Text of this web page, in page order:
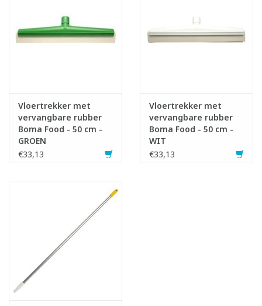
Vloertrekker met
vervangbare rubber
Boma Food - 50 cm -
GROEN
€33,13
Vloertrekker met
vervangbare rubber
Boma Food - 50 cm -
WIT
€33,13